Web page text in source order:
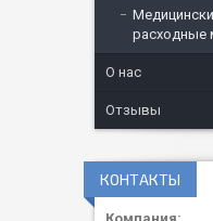
расходные
О нас
Отзывы
КОНТАКТЫ